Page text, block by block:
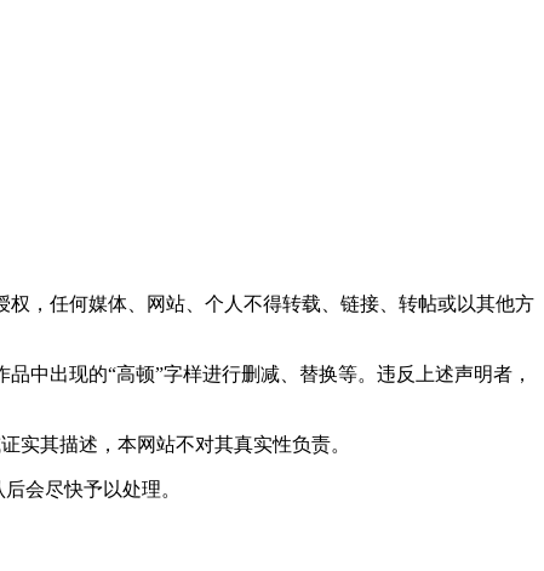
，任何媒体、网站、个人不得转载、链接、转帖或以其他方
中出现的“高顿”字样进行删减、替换等。违反上述声明者，
实其描述，本网站不对其真实性负责。
会尽快予以处理。